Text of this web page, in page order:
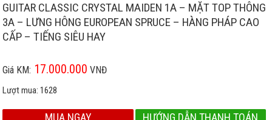
GUITAR CLASSIC CRYSTAL MAIDEN 1A – MẶT TOP THÔNG
3A – LƯNG HÔNG EUROPEAN SPRUCE – HÀNG PHÁP CAO
CẤP – TIẾNG SIÊU HAY
Giá KM: 17.000.000 VNĐ
Lượt mua:1628
MUA NGAY HƯỚNG DẪN THANH TOÁN